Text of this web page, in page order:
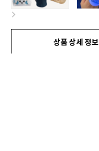
상품 상세 정보